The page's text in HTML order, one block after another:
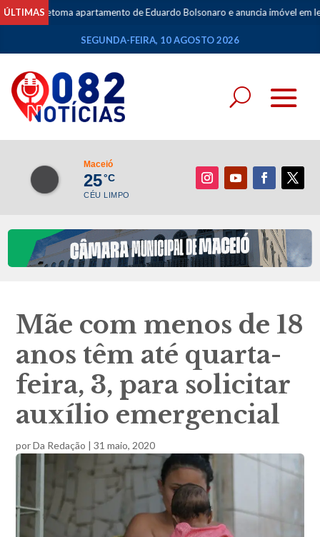
ÚLTIMASapartamento de Eduardo Bolsonaro e anuncia imóvel em leilão no Rio
SEGUNDA-FEIRA, 10 AGOSTO 2026
Maceió
25°C
CÉU LIMPO
Mãe com menos de 18
anos têm até quarta-
feira, 3, para solicitar
auxílio emergencial
porDa Redação |31 maio, 2020